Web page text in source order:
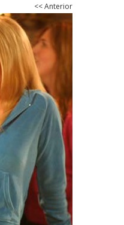
<< Anterior